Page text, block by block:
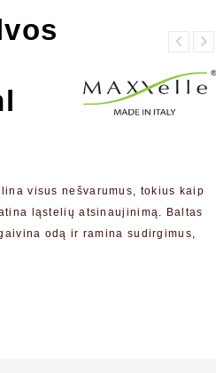
visus nešvarumus, tokius kaip
ląstelių atsinaujinimą. Baltas
odą ir ramina sudirgimus,